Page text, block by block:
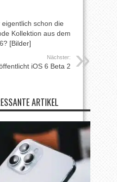
eigentlich schon die
Kollektion aus dem
[Bilder]
Nächster:
iOS 6 Beta 2
ARTIKEL